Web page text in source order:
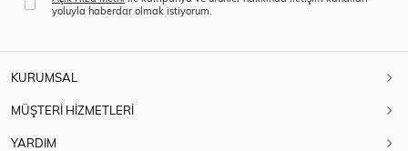
yoluyla haberdar olmak istiyorum.
KURUMSAL
MÜŞTERİ HİZMETLERİ
YARDIM